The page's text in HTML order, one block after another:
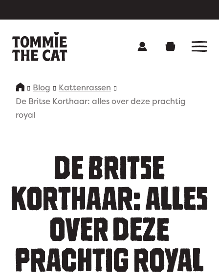
Onze producten
Over Tommie
Voedingsadvies
Blog
Kattenrassen
De Britse Korthaar: alles over deze prachtig
royal
DE BRITSE
KORTHAAR: ALLES
OVER DEZE
PRACHTIG ROYAL